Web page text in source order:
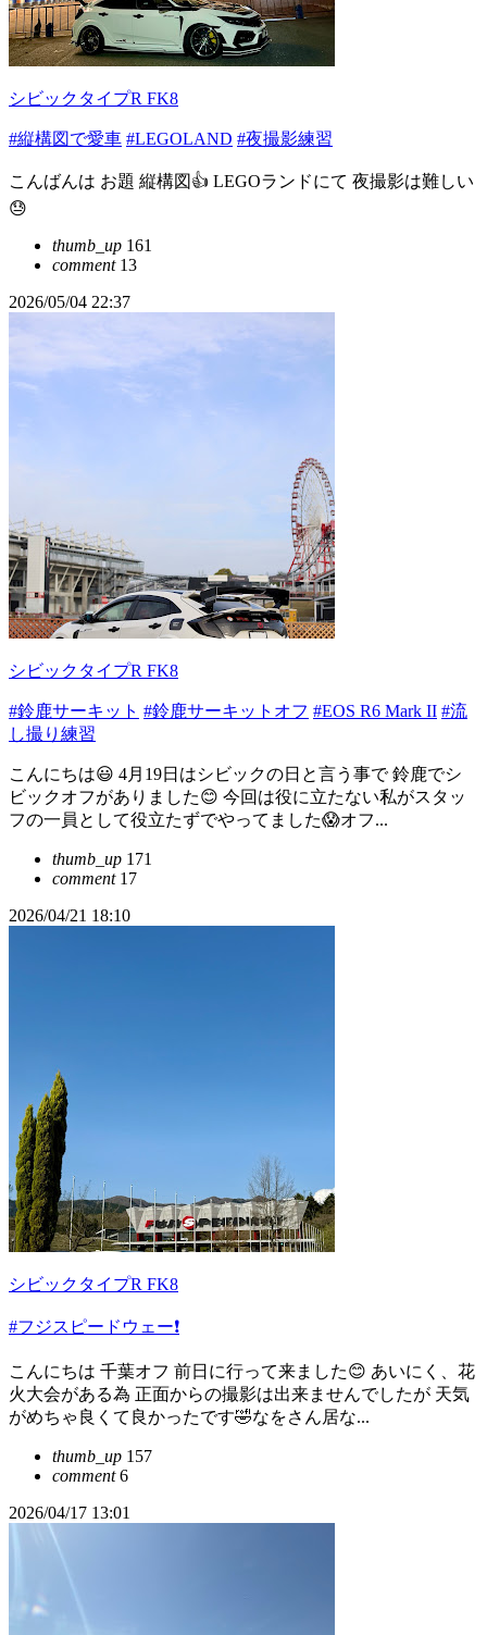
シビックタイプR FK8
#縦構図で愛車 #LEGOLAND #夜撮影練習
こんばんは お題 縦構図👍 LEGOランドにて 夜撮影は難しい
😓
thumb_up 161
comment13
2026/05/04 22:37
シビックタイプR FK8
#鈴鹿サーキット #鈴鹿サーキットオフ #EOS R6 Mark II #流
し撮り練習
こんにちは😃 4月19日はシビックの日と言う事で 鈴鹿でシ
ビックオフがありました😊 今回は役に立たない私がスタッ
フの一員として役立たずでやってました😱オフ...
thumb_up 171
comment17
2026/04/21 18:10
シビックタイプR FK8
#フジスピードウェー❗
こんにちは 千葉オフ 前日に行って来ました😊 あいにく、花
火大会がある為 正面からの撮影は出来ませんでしたが 天気
がめちゃ良くて良かったです🤣なをさん居な...
thumb_up 157
comment6
2026/04/17 13:01